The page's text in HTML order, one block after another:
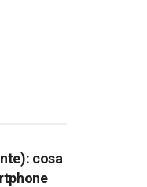
cosa